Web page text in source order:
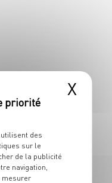
offre ? Postulez
de belles
X
utilisent des
sur le
de la publicité
navigation,
mesurer